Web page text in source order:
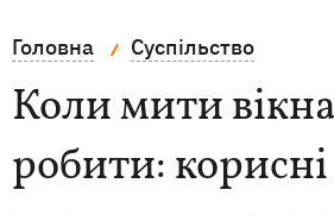
Головна Суспільство
Коли мити
робити: